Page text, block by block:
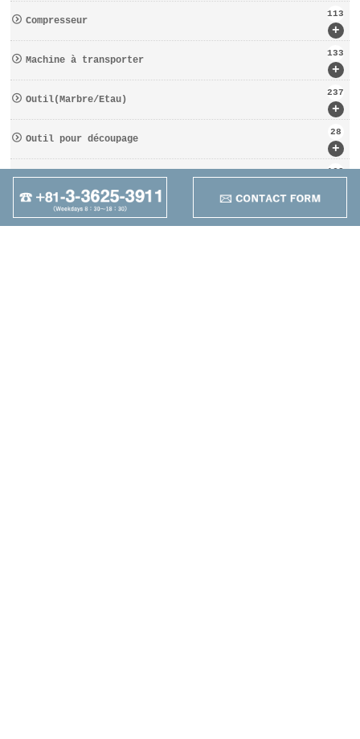
+
Compresseur
113
+
Machine à transporter
133
+
Outil(Marbre/Etau)
237
+
Outil pour découpage
28
D′OUTILS COUPANTS
162
+
Autres